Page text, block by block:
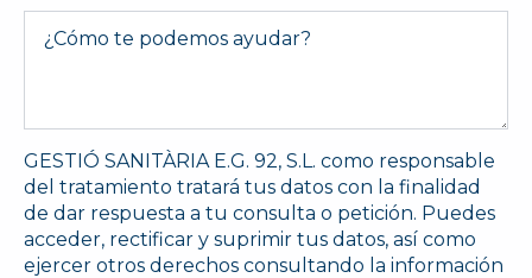
Message
GESTIÓ SANITÀRIA E.G. 92, S.L. como responsable
del tratamiento tratará tus datos con la finalidad
de dar respuesta a tu consulta o petición. Puedes
acceder, rectificar y suprimir tus datos, así como
ejercer otros derechos consultando la información